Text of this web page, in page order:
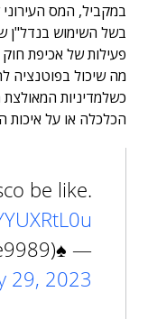
במקביל, המס
בשל השימוש בנדל"ן
פעילות של אכיפת חוק
מה שיכול בפוטנציה
כשלמדיניות
הכלכלה או על איכות
be like.
— ♠️Audsauce♠️ (@Audjuice9989)
29, 2023